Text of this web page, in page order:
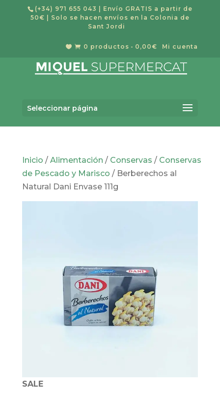
(+34) 971 655 043
| Envío GRATIS a partir de
50€ | Solo se hacen envíos en la Colonia de
Sant Jordi
Mi cuenta
  0 productos 0,00€
Seleccionar página
Inicio / Alimentación / Conservas / Conservas
de Pescado y Marisco / Berberechos al
Natural Dani Envase 111g
SALE